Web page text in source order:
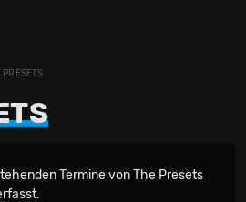
PRESETS
Termine von The Presets